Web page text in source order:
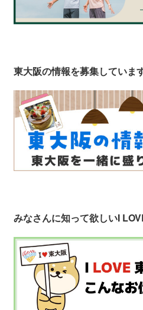
東大阪の情報を募集していま
みなさんに知って欲しいI